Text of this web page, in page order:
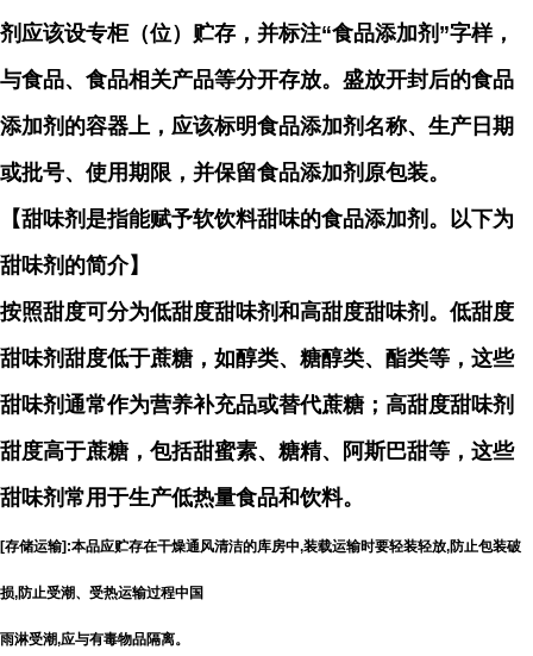
剂应该设专柜（位）贮存，并标注“食品添加剂”字样，
与食品、食品相关产品等分开存放。盛放开封后的食品
添加剂的容器上，应该标明食品添加剂名称、生产日期
或批号、使用期限，并保留食品添加剂原包装。
【甜味剂是指能赋予软饮料甜味的食品添加剂。以下为
甜味剂的简介】
按照甜度可分为低甜度甜味剂和高甜度甜味剂。低甜度
甜味剂甜度低于蔗糖，如醇类、糖醇类、酯类等，这些
甜味剂通常作为营养补充品或替代蔗糖；高甜度甜味剂
甜度高于蔗糖，包括甜蜜素、糖精、阿斯巴甜等，这些
甜味剂常用于生产低热量食品和饮料。
[存储运输]:本品应贮存在干燥通风清洁的库房中,装载运输时要轻装轻放,防止包装破
损,防止受潮、受热运输过程中国
雨淋受潮,应与有毒物品隔离。